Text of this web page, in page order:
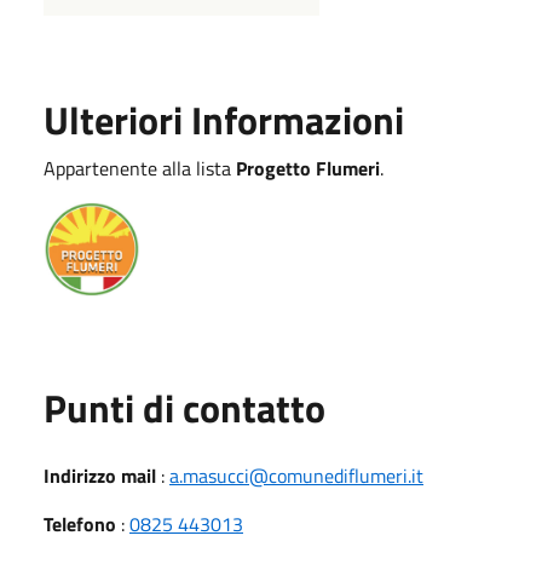
Ulteriori Informazioni
Appartenente alla lista Progetto Flumeri.
Punti di contatto
Indirizzo mail :a.masucci@comunediflumeri.it
Telefono :0825 443013